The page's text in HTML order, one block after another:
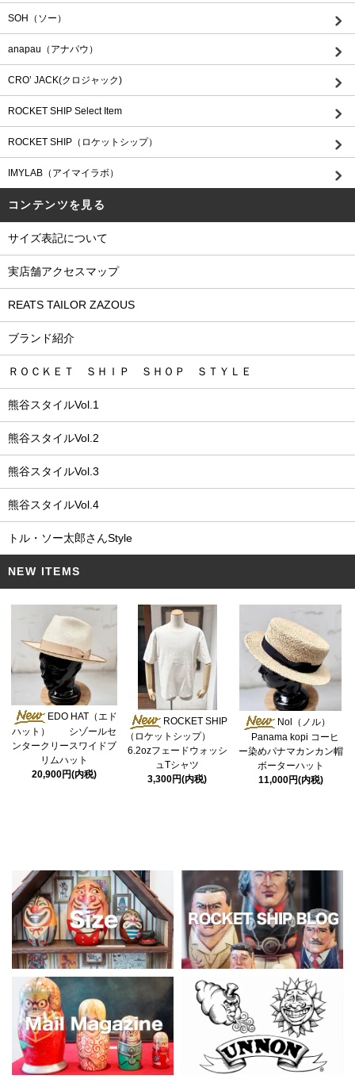
SOH（ソー）
anapau（アナパウ）
CRO’ JACK(クロジャック)
ROCKET SHIP Select Item
ROCKET SHIP（ロケットシップ）
IMYLAB（アイマイラボ）
コンテンツを見る
サイズ表記について
実店舗アクセスマップ
REATS TAILOR ZAZOUS
ブランド紹介
ＲＯＣＫＥＴ ＳＨＩＰ ＳＨＯＰ ＳＴＹＬＥ
熊谷スタイルVol.1
熊谷スタイルVol.2
熊谷スタイルVol.3
熊谷スタイルVol.4
トル・ソー太郎さんStyle
NEW ITEMS
EDO HAT（エド
ハット） シゾールセ
ンタークリースワイドブ
リムハット
20,900円(内税)
ROCKET SHIP
（ロケットシップ）
6.2ozフェードウォッシ
ュTシャツ
3,300円(内税)
Nol（ノル）
Panama kopi コーヒ
ー染めパナマカンカン帽
ボーターハット
11,000円(内税)